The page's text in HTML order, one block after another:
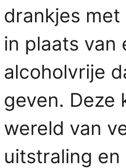
drankjes
in plaats van
alcoholvrije
geven. Deze
wereld van
uitstraling en